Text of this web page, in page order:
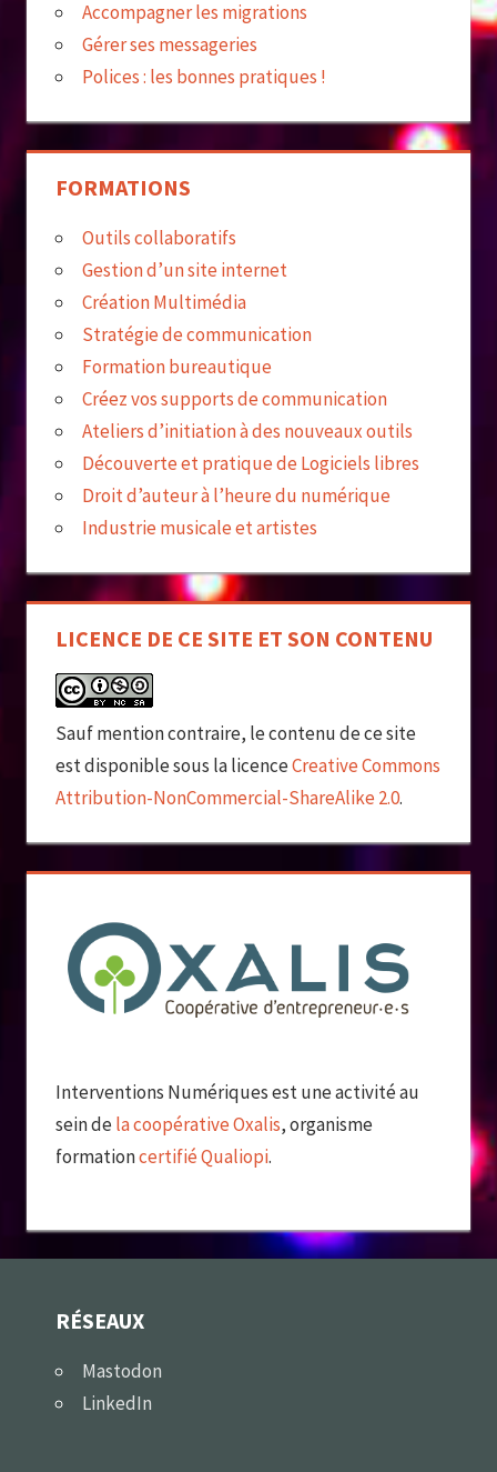
Accompagner les migrations
Gérer ses messageries
Polices : les bonnes pratiques !
FORMATIONS
Outils collaboratifs
Gestion d’un site internet
Création Multimédia
Stratégie de communication
Formation bureautique
Créez vos supports de communication
Ateliers d’initiation à des nouveaux outils
Découverte et pratique de Logiciels libres
Droit d’auteur à l’heure du numérique
Industrie musicale et artistes
LICENCE DE CE SITE ET SON CONTENU
Sauf mention contraire, le contenu de ce site
est disponible sous la licenceCreative Commons
Attribution-NonCommercial-ShareAlike 2.0.
Interventions Numériques est une activité au
sein dela coopérative Oxalis, organisme
formationcertifié Qualiopi.
RÉSEAUX
Mastodon
LinkedIn